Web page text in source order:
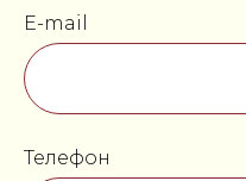
E-mail
Телефон